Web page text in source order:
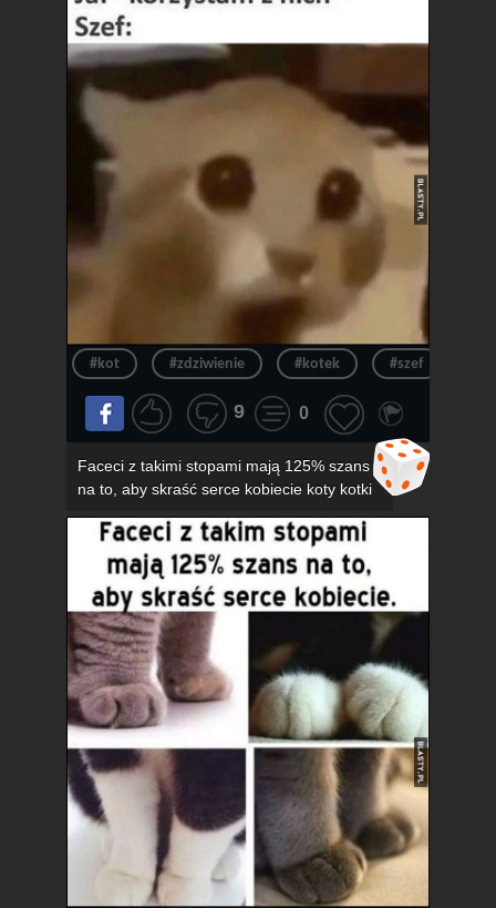
#kot #zdziwienie #kotek #szef
9 0
Faceci z takimi stopami mają 125% szans
na to, aby skraść serce kobiecie koty kotki